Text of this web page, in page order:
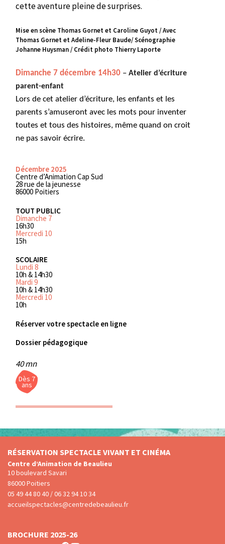
cette aventure pleine de surprises.
Mise en scène Thomas Gornet et Caroline Guyot / Avec
Thomas Gornet et Adeline-Fleur Baude/ Scénographie
Johanne Huysman / Crédit photo Thierry Laporte
Dimanche 7 décembre 14h30 – Atelier d’écriture
parent-enfant
Lors de cet atelier d’écriture, les enfants et les
parents s’amuseront avec les mots pour inventer
toutes et tous des histoires, même quand on croit
ne pas savoir écrire.
Décembre 2025
Centre d’Animation Cap Sud
28 rue de la jeunesse
86000 Poitiers
TOUT PUBLIC
Dimanche 7
16h30
Mercredi 10
15h
SCOLAIRE
Lundi 8
10h & 14h30
Mardi 9
10h & 14h30
Mercredi 10
10h
Réserver votre spectacle en ligne
Dossier pédagogique
40 mn
Dès 7
ans
RÉSERVATION SPECTACLE VIVANT ET CINÉMA
Centre d’Animation de Beaulieu
10 boulevard Savari
86000 Poitiers
05 49 44 80 40 / 06 32 94 10 34
accueilspectacles@centredebeaulieu.fr
BROCHURE 2025-26